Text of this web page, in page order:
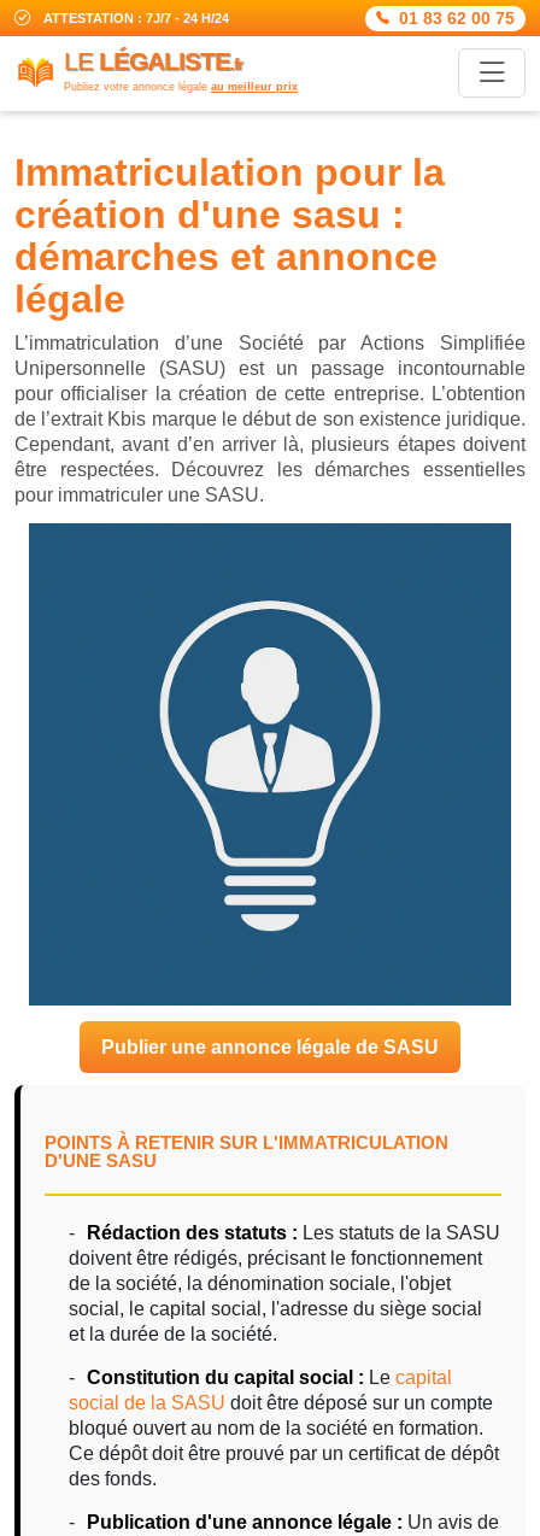
ATTESTATION : 7J/7 - 24 H/24 01 83 62 00 75
LE LÉGALISTE.fr
Publiez votre annonce légale au meilleur prix
immatriculation pour la
création d'une sasu :
démarches et annonce
légale
L’immatriculation d’une Société par Actions Simplifiée
Unipersonnelle (SASU) est un passage incontournable
pour officialiser la création de cette entreprise. L’obtention
de l’extrait Kbis marque le début de son existence juridique.
Cependant, avant d’en arriver là, plusieurs étapes doivent
être respectées. Découvrez les démarches essentielles
pour immatriculer une SASU.
Publier une annonce légale de SASU
POINTS À RETENIR SUR L'IMMATRICULATION
D'UNE SASU
Rédaction des statuts : Les statuts de la SASU
doivent être rédigés, précisant le fonctionnement
de la société, la dénomination sociale, l'objet
social, le capital social, l'adresse du siège social
et la durée de la société.
Constitution du capital social : Le capital
social de la SASU doit être déposé sur un compte
bloqué ouvert au nom de la société en formation.
Ce dépôt doit être prouvé par un certificat de dépôt
des fonds.
Publication d'une annonce légale : Un avis de